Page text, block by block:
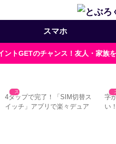
スマホ
ントGETのチャンス！友人・家
スマホ
4タップで完了！「SIM切替ス
イッチ」アプリで楽々デュア
字
い